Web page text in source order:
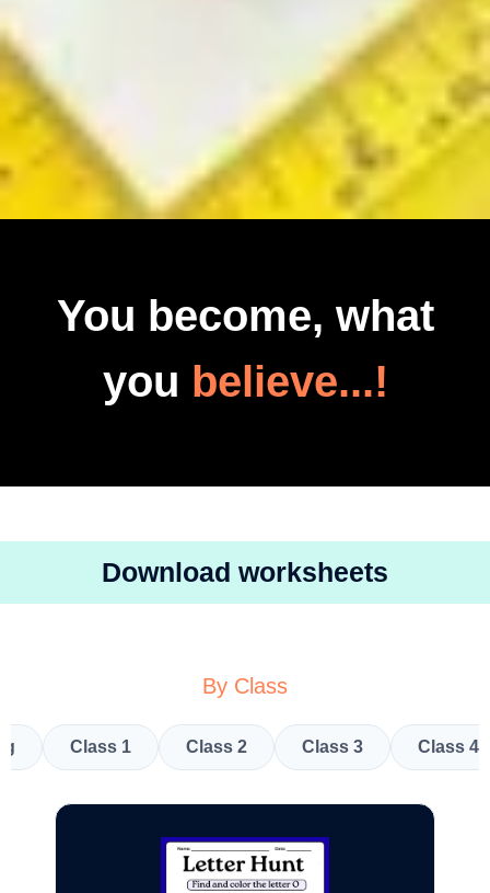
You become, what
you believe...!
Download worksheets
By Class
Class 1 Class 2 Class 3 Class 4